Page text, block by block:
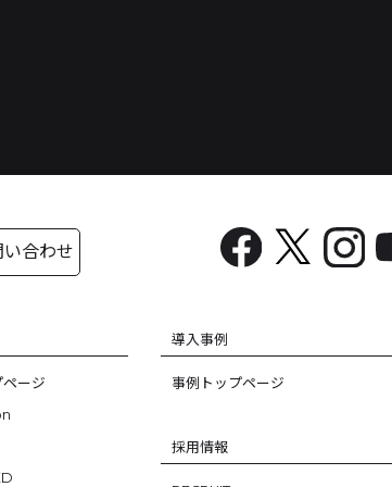
い合わせ
ージ
導入事例
事例トップページ
採用情報